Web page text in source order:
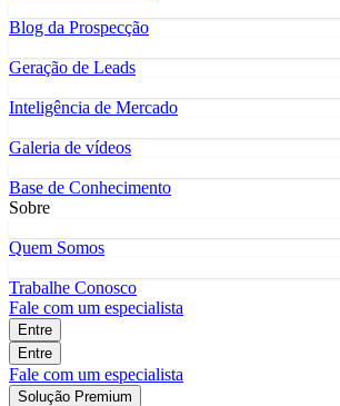
Blog da Prospecção
Geração de Leads
Inteligência de Mercado
Galeria de vídeos
Base de Conhecimento
Sobre
Quem Somos
Trabalhe Conosco
Fale com um especialista
Entre
Entre
Fale com um especialista
Solução Premium